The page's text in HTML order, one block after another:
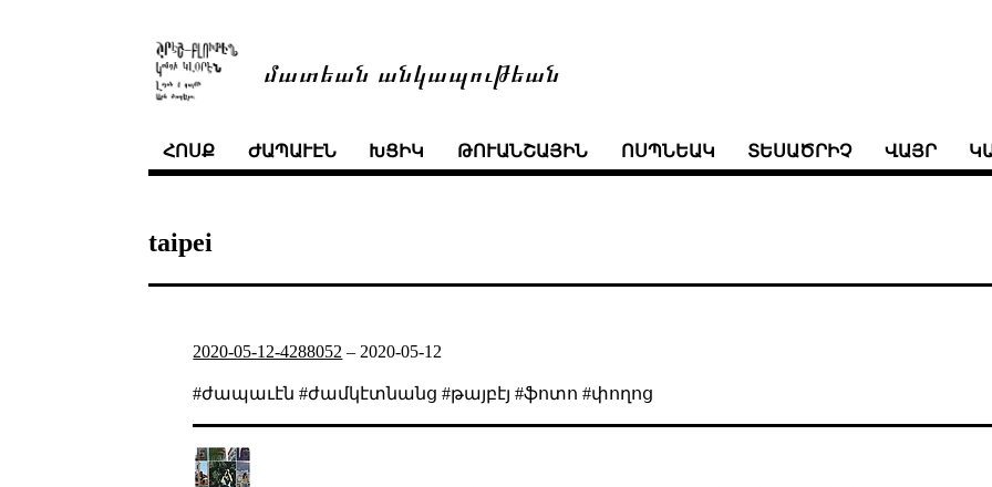
մատեան անկապութեան
ՀՈՍՔ ԺԱՊԱՒԷՆ ԽՑԻԿ ԹՈՒԱՆՇԱՅԻՆ ՈՍՊՆԵԱԿ ՏԵՍԱԾՐԻՉ ՎԱՅՐ
taipei
2020-05-12-4288052 – 2020-05-12
#ժապաւէն #ժամկէտնանց #թայբէյ #ֆոտո #փողոց